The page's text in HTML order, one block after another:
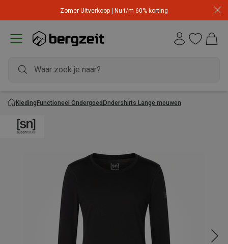
Zomer Uitverkoop | Nu t/m 60% korting
KledingFunctioneel OndergoedOndershirts Lange mouwen